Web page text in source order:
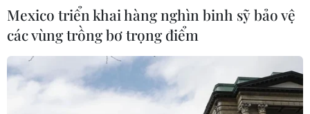
Mexico triển khai hàng nghìn binh sỹ bảo vệ
các vùng trồng bơ trọng điểm